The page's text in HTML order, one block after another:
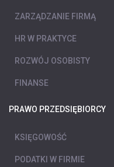
ZARZĄDZANIE FIRMĄ
HR W PRAKTYCE
ROZWÓJ OSOBISTY
FINANSE
PRAWO PRZEDSIĘBIORCY
KSIĘGOWOŚĆ
PODATKI W FIRMIE